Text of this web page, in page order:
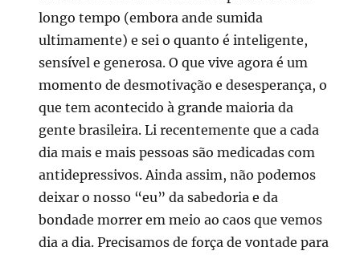
longo tempo (embora ande sumida
ultimamente) e sei o quanto é inteligente,
sensível e generosa. O que vive agora é um
momento de desmotivação e desesperança, o
que tem acontecido à grande maioria da
gente brasileira. Li recentemente que a cada
dia mais e mais pessoas são medicadas com
antidepressivos. Ainda assim, não podemos
deixar o nosso “eu” da sabedoria e da
bondade morrer em meio ao caos que vemos
dia a dia. Precisamos de força de vontade para